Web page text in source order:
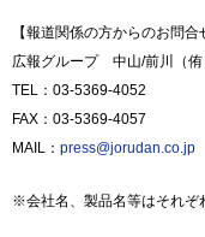
【報道関係の方からのお問合
広報グループ 中山/前川（侑
TEL：03-5369-4052
FAX：03-5369-4057
MAIL： press@jorudan.co.jp
※会社名、製品名等はそれぞ